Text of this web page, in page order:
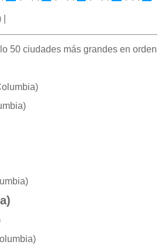
50 ciudades más grandes en orden